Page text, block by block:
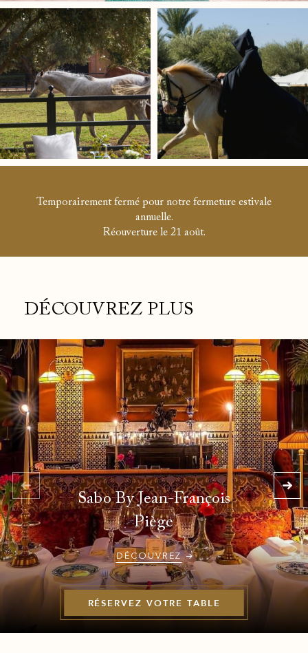
Temporairement fermé pour notre fermeture estivale
annuelle.
Réouverture le 21 août.
DÉCOUVREZ PLUS
Sabo By Jean-François
Piège
DÉCOUVREZ
RÉSERVEZ VOTRE TABLE